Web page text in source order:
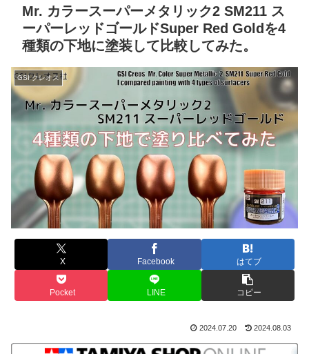
Mr. カラースーパーメタリック2 SM211 ス
ーパーレッドゴールドSuper Red Goldを4
種類の下地に塗装して比較してみた。
GSI クレオス
X Facebook はてブ
Pocket LINE コピー
2024.07.20 2024.08.03